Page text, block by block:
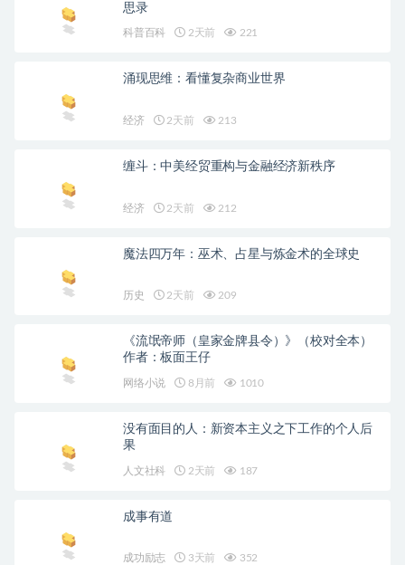
思录
科普百科 2天前 221
涌现思维：看懂复杂商业世界
经济 2天前 213
缠斗：中美经贸重构与金融经济新秩序
经济 2天前 212
魔法四万年：巫术、占星与炼金术的全球史
历史 2天前 209
《流氓帝师（皇家金牌县令）》（校对全本）
作者：板面王仔
网络小说 8月前 1010
没有面目的人：新资本主义之下工作的个人后
果
人文社科 2天前 187
成事有道
成功励志 3天前 352